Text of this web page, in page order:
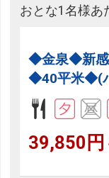
おとな1名様あ
◆金泉◆新感
◆40平米◆(
39,850円